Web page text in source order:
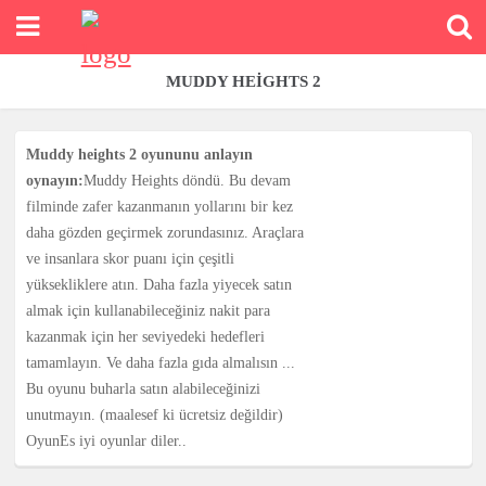
MUDDY HEIGHTS 2
Muddy heights 2 oyununu anlayın
oynayın:Muddy Heights döndü. Bu devam
filminde zafer kazanmanın yollarını bir kez
daha gözden geçirmek zorundasınız. Araçlara
ve insanlara skor puanı için çeşitli
yüksekliklere atın. Daha fazla yiyecek satın
almak için kullanabileceğiniz nakit para
kazanmak için her seviyedeki hedefleri
tamamlayın. Ve daha fazla gıda almalısın ...
Bu oyunu buharla satın alabileceğinizi
unutmayın. (maalesef ki ücretsiz değildir)
OyunEs iyi oyunlar diler..